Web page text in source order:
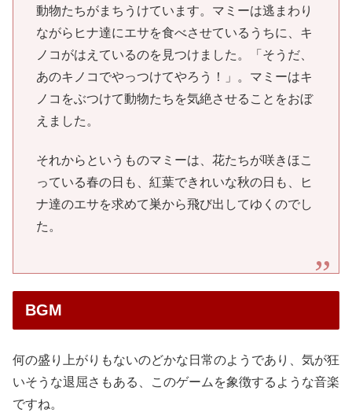
動物たちがまちうけています。マミーは逃まわり
ながらヒナ達にエサを食べさせているうちに、キ
ノコがはえているのを見つけました。「そうだ、
あのキノコでやっつけてやろう！」。マミーはキ
ノコをぶつけて動物たちを気絶させることをおぼ
えました。
それからというものマミーは、花たちが咲きほこ
っている春の日も、紅葉できれいな秋の日も、ヒ
ナ達のエサを求めて巣から飛び出してゆくのでし
た。
BGM
何の盛り上がりもないのどかな日常のようであり、気が狂
いそうな退屈さもある、このゲームを象徴するような音楽
ですね。